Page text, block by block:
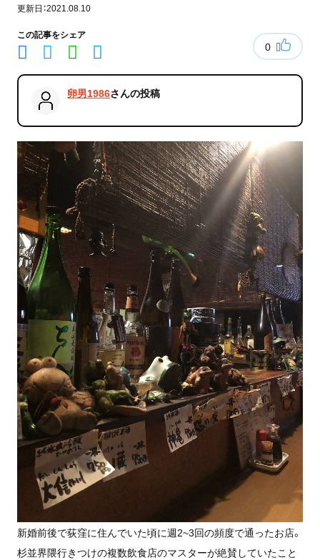
更新日：2021.08.10
この記事をシェア
0
卵男1986さんの投稿
新婚前後で荻窪に住んでいた頃に週2~3回の頻度で通ったお店。
杉並界隈行きつけの複数飲食店のマスターが絶賛していたこと